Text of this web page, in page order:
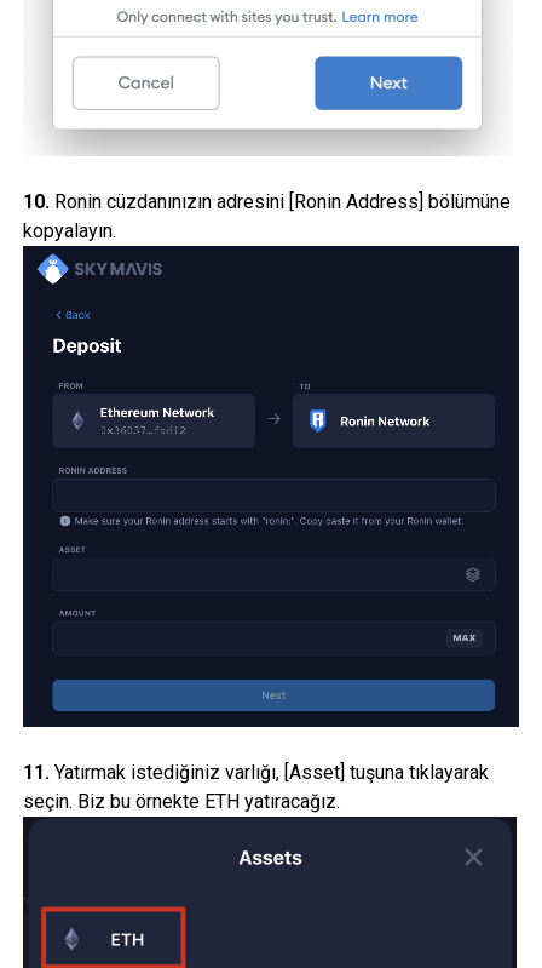
10.Ronin cüzdanınızın adresini [Ronin Address] bölümüne
kopyalayın.
11.Yatırmak istediğiniz varlığı, [Asset] tuşuna tıklayarak
seçin. Biz bu örnekte ETH yatıracağız.